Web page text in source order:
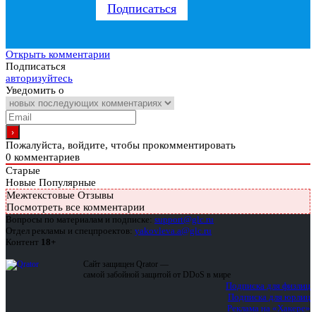
Подписаться
Открыть комментарии
Подписаться
авторизуйтесь
Уведомить о
Пожалуйста, войдите, чтобы прокомментировать
0 комментариев
Старые
Новые Популярные
Межтекстовые Отзывы
Посмотреть все комментарии
Вопросы по материалам и подписке: support@glc.ru
Отдел рекламы и спецпроектов: yakovleva.a@glc.ru
Контент 18+
Сайт защищен Qrator —
самой забойной защитой от DDoS в мире
Подписка для физлиц
Подписка для юрлиц
Реклама на «Хакере»